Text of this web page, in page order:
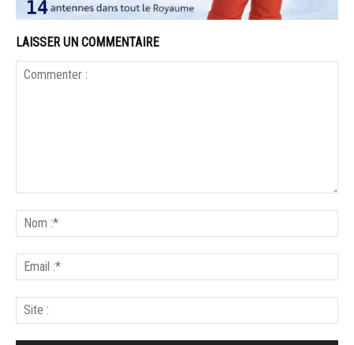
LAISSER UN COMMENTAIRE